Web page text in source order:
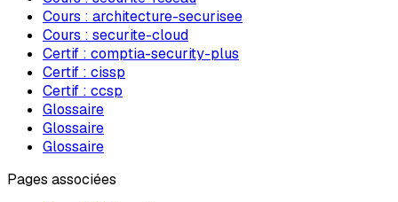
Cours : architecture-securisee
Cours : securite-cloud
Certif : comptia-security-plus
Certif : cissp
Certif : ccsp
Glossaire
Glossaire
Glossaire
Pages associées